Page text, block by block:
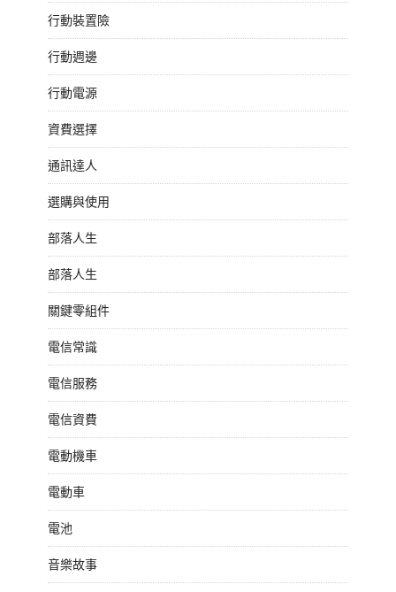
行動裝置險
行動週邊
行動電源
資費選擇
通訊達人
選購與使用
部落人生
部落人生
關鍵零組件
電信常識
電信服務
電信資費
電動機車
電動車
電池
音樂故事